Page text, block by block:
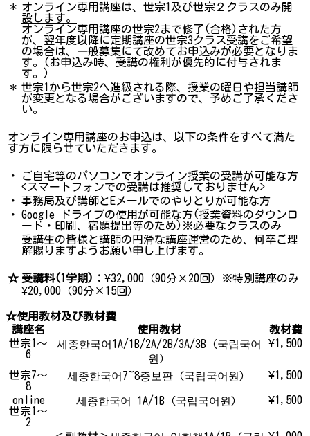
＊ オンライン専用講座は、世宗1及び世宗２クラスのみ開
設します。
オンライン専用講座の世宗2まで修了(合格)された方
が、翌年度以降に定期講座の世宗3クラス受講をご希望
の場合は、一般募集にて改めてお申込みが必要となりま
す。(お申込み時、受講の権利が優先的に付与されま
す。)
＊ 世宗1から世宗2へ進級される際、授業の曜日や担当講師
が変更となる場合がございますので、予めご了承くださ
い。
オンライン専用講座のお申込は、以下の条件をすべて満た
す方に限らせていただきます。
・
ご自宅等のパソコンでオンライン授業の受講が可能な方
<スマートフォンでの受講は推奨しておりません>
・
事務局及び講師とEメールでのやりとりが可能な方
・
Google ドライブの使用が可能な方(授業資料のダウンロ
ード・印刷、宿題提出等のため)※必要なクラスのみ
受講生の皆様と講師の円滑な講座運営のため、何卒ご理
解賜りますようお願い申し上げます。
☆ 受講料(1学期)： ¥32,000（90分×20回）※特別講座のみ
¥20,000（90分×15回）
☆使用教材及び教材費
講座名
使用教材
教材費
世宗1～
6
세종한국어1A/1B/2A/2B/3A/3B（국립국어
원）
¥1,500
世宗7～
8
세종한국어7~8증보판（국립국어원） ¥1,500
online
世宗1～
2
세종한국어 1A/1B（국립국어원） ¥1,500